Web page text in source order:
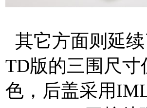
其它方面则延
TD版的三围尺寸
色，后盖采用